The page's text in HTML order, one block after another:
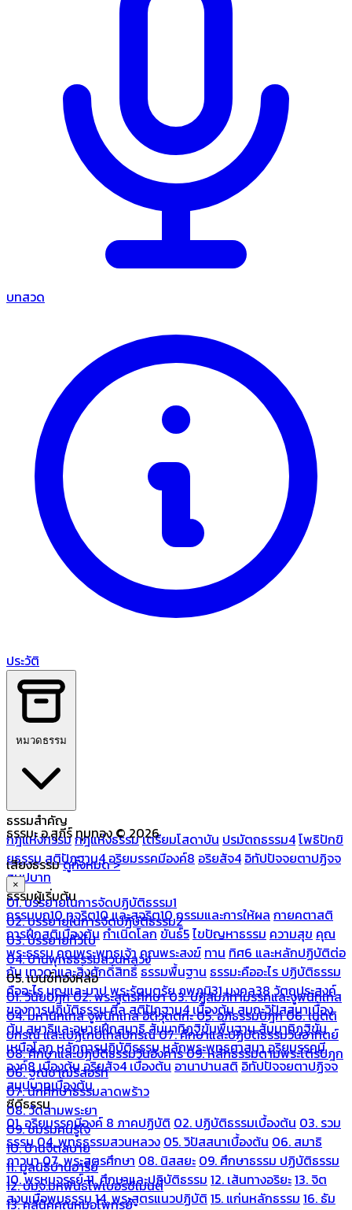
บทสวด
ประวัติ
หมวดธรรม
ธรรมสำคัญ
กฎแห่งกรรมกฎแห่งธรรมเตรียมโสดาบัน ปรมัตถธรรม4โพธิปักขิ
ยธรรมสติปัฏฐาน4อริยมรรคมีองค์8 อริยสัจ4 อิทัปปัจจยตาปฏิจจ
สมุปบาท
ธรรมผู้เริ่มต้น
กรรมบถ10 ทุจริต10 และสุจริต10กรรมและการให้ผล กายคตาสติ
การฝึกสติเบื้องต้นกำเนิดโลกขันธ์5ไขปัญหาธรรม ความสุข คุณ
พระธรรมคุณพระพุทธเจ้าคุณพระสงฆ์ ทาน ทิศ6 และหลักปฏิบัติต่อ
กันเทวดาและสิ่งศักดิ์สิทธิ์ธรรมพื้นฐาน ธรรมะคืออะไร ปฏิบัติธรรม
คืออะไรบุญและบาปพระรัตนตรัยภพภูมิ31 มงคล38 วัตถุประสงค์
ของการปฏิบัติธรรมศีลสติปัฏฐาน4 เบื้องต้นสมถะวิปัสสนาเบื้อง
ต้นสมาธิและอุบายฝึกสมาธิสัมมาทิฏฐิขั้นพื้นฐานสัมมาทิฏฐิขั้น
เหนือโลกหลักการปฏิบัติธรรมหลักพระพุทธศาสนาอริยมรรคมี
องค์8 เบื้องต้นอริยสัจ4 เบื้องต้นอานาปานสติอิทัปปัจจยตาปฏิจจ
สมุปบาทเบื้องต้น
ซีดีธรรม
01. อริยมรรคมีองค์ 8 ภาคปฏิบัติ 02. ปฏิบัติธรรมเบื้องต้น 03. รวม
ธรรม04. พุทธธรรมสวนหลวง 05. วิปัสสนาเบื้องต้น 06. สมาธิ
ภาวนา07. พระสูตรศึกษา 08. นิสสยะ 09. ศึกษาธรรม ปฏิบัติธรรม
10. พรหมจรรย์11. ศึกษาและปฏิบัติธรรม 12. เส้นทางอริยะ13. จิต
สงบเมื่อพบธรรม14. พระสูตรแนวปฏิบัติ 15. แก่นหลักธรรม 16. ธัม
ธรรมะ อ.สุภีร์ ทุมทอง © 2026
เสียงธรรมดูทั้งหมด >
×
01. บรรยายในการจัดปฏิบัติธรรม1
02. บรรยายในการจัดปฏิบัติธรรม2
03. บรรยายทั่วไป
04. บ้านพุทธธรรมสวนหลวง
05. เบนซ์ทองหล่อ
01. วินัยปิฎก02. พระสูตรศึกษา03. ปฏิสัมภิทามรรคและจูฬนิทเทส
04. มหานิทเทส จูฬนิทเทส อิติวุตตกะ05. อภิธรรมปิฎก06. เนตติ
ปกรณ์ และเปฏโกปเทสปกรณ์07. ศึกษาและปฏิบัติธรรมวันอาทิตย์
08. ศึกษาและปฏิบัติธรรมวันอังคาร09. หลักธรรมตามพระไตรปิฎก
06. ฐณิชาฌ์รีสอร์ท
07. นักศึกษาธรรมลาดพร้าว
08. วัดสามพระยา
09. ชมรมคนรู้ใจ
10. บ้านจิตสบาย
11. มูลนิธิบ้านอารีย์
12. บมจ.มหพันธ์ไฟเบอร์ซีเมนต์
13. คลีนิคคุณหมอไพทูรย์